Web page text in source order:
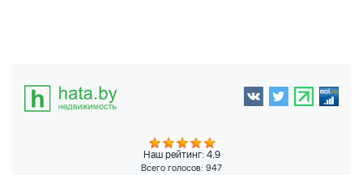
Наш рейтинг: 4.9
Всего голосов: 947